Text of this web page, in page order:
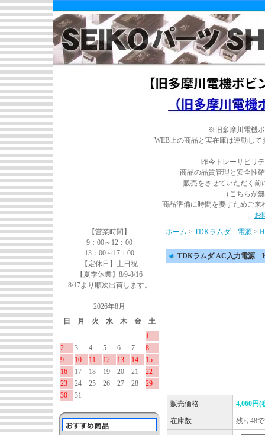
※旧多摩川電機
WEB上の商品と実在庫は連動し
昨今トレーサビリ
商品の品質管理と安全性
販売をさせていただく前
（こちらが
商品準備に時間を要すためご来
お
【営業時間】
9：00～12：00
13：00～17：00
【定休日】土日祝
【夏季休業】8/9-8/16
8/17より順次出荷します。
2026年8月
日
月 火 水 木 金
土
1
2
3 4 5 6 7
8
9
10 11 12 13 14
15
16
17 18 19 20 21
22
23
24 25 26 27 28
29
30
31
ホーム > TDKラムダ 電源 >
TDKラムダ AC入力電源
販売価格 4,060円(
在庫数 残り48